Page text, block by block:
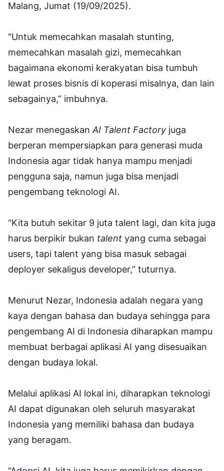
Malang, Jumat (19/09/2025).
“Untuk memecahkan masalah stunting,
memecahkan masalah gizi, memecahkan
bagaimana ekonomi kerakyatan bisa tumbuh
lewat proses bisnis di koperasi misalnya, dan lain
sebagainya,” imbuhnya.
Nezar menegaskanAI Talent Factory juga
berperan mempersiapkan para generasi muda
Indonesia agar tidak hanya mampu menjadi
pengguna saja, namun juga bisa menjadi
pengembang teknologi AI.
“Kita butuh sekitar 9 juta talent lagi, dan kita juga
harus berpikir bukan talent yang cuma sebagai
users, tapi talent yang bisa masuk sebagai
deployer sekaligus developer,” tuturnya.
Menurut Nezar, Indonesia adalah negara yang
kaya dengan bahasa dan budaya sehingga para
pengembang AI di Indonesia diharapkan mampu
membuat berbagai aplikasi AI yang disesuaikan
dengan budaya lokal.
Melalui aplikasi AI lokal ini, diharapkan teknologi
AI dapat digunakan oleh seluruh masyarakat
Indonesia yang memiliki bahasa dan budaya
yang beragam.